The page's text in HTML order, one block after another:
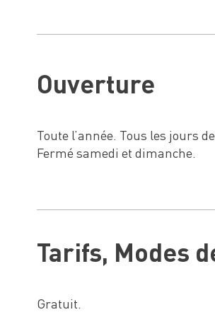
Ouverture
Toute l’année. Tous les jours
Fermé samedi et dimanche.
Tarifs, Modes
Gratuit.